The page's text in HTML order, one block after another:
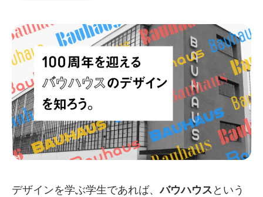
デザインを学ぶ学生であれば、バウハウスという